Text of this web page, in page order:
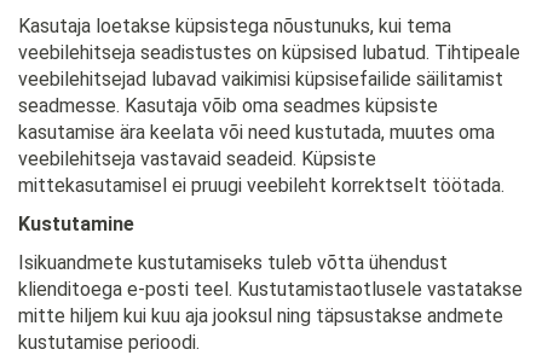
Kasutaja loetakse küpsistega nõustunuks, kui tema
veebilehitseja seadistustes on küpsised lubatud. Tihtipeale
veebilehitsejad lubavad vaikimisi küpsisefailide säilitamist
seadmesse. Kasutaja võib oma seadmes küpsiste
kasutamise ära keelata või need kustutada, muutes oma
veebilehitseja vastavaid seadeid. Küpsiste
mittekasutamisel ei pruugi veebileht korrektselt töötada.
Kustutamine
Isikuandmete kustutamiseks tuleb võtta ühendust
klienditoega e-posti teel. Kustutamistaotlusele vastatakse
mitte hiljem kui kuu aja jooksul ning täpsustakse andmete
kustutamise perioodi.